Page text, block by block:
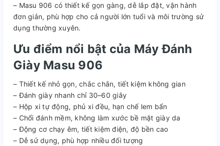
– Masu 906 có thiết kế gọn gàng, dễ lắp đặt, vận hành
đơn giản, phù hợp cho cả người lớn tuổi và môi trường sử
dụng thường xuyên.
Ưu điểm nổi bật của Máy Đánh
Giày Masu 906
– Thiết kế nhỏ gọn, chắc chắn, tiết kiệm không gian
– Đánh giày nhanh chỉ 30–60 giây
– Hộp xi tự động, phủ xi đều, hạn chế lem bẩn
– Chổi đánh mềm, không làm xước bề mặt giày da
– Động cơ chạy êm, tiết kiệm điện, độ bền cao
– Dễ sử dụng, phù hợp nhiều đối tượng